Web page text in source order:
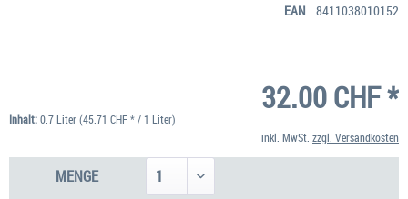
EAN
8411038010152
32.00 CHF *
Inhalt:0.7 Liter (45.71 CHF * / 1 Liter)
inkl. MwSt. zzgl. Versandkosten
MENGE